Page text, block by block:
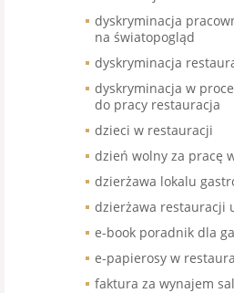
dyskryminacja
na światopogląd
dyskryminacja
dyskryminacja w
do pracy restauracja
dzieci w restauracji
dzień wolny za pracę
dzierżawa lokalu
dzierżawa restauracji
e-book poradnik dla
e-papierosy w
faktura za wynajem